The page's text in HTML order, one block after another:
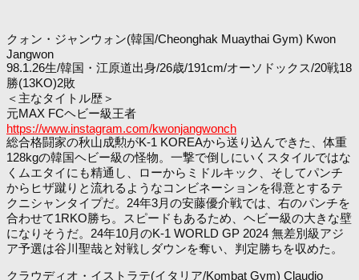
クォン・ジャンウォン(韓国/Cheonghak Muaythai Gym) Kwon
Jangwon
98.1.26生/韓国・江原道出身/26歳/191cm/オーソドックス/20戦18
勝(13KO)2敗
＜主なタイトル歴＞
元MAX FCヘビー級王者
https://www.instagram.com/kwonjangwonch
総合格闘家の秋山成勲がK-1 KOREAから送り込んできた、体重
128kgの韓国ヘビー級の怪物。一撃で倒しにいくスタイルではな
くムエタイにも精通し、ローからミドルキック、そしてパンチ
からヒザ蹴りと流れるようなコンビネーションを得意とするテ
クニシャンタイプだ。24年3月の安藤優介戦では、右のパンチを
合わせて1RKO勝ち。スピードもあるため、ヘビー級の大きな壁
になりそうだ。24年10月のK-1 WORLD GP 2024 無差別級アジ
ア予選は谷川聖哉と対戦しダウンを奪い、判定勝ちを収めた。
クラウディオ・イストラテ(イタリア/Kombat Gym) Claudio